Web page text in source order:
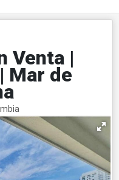
Venta |
Mar de